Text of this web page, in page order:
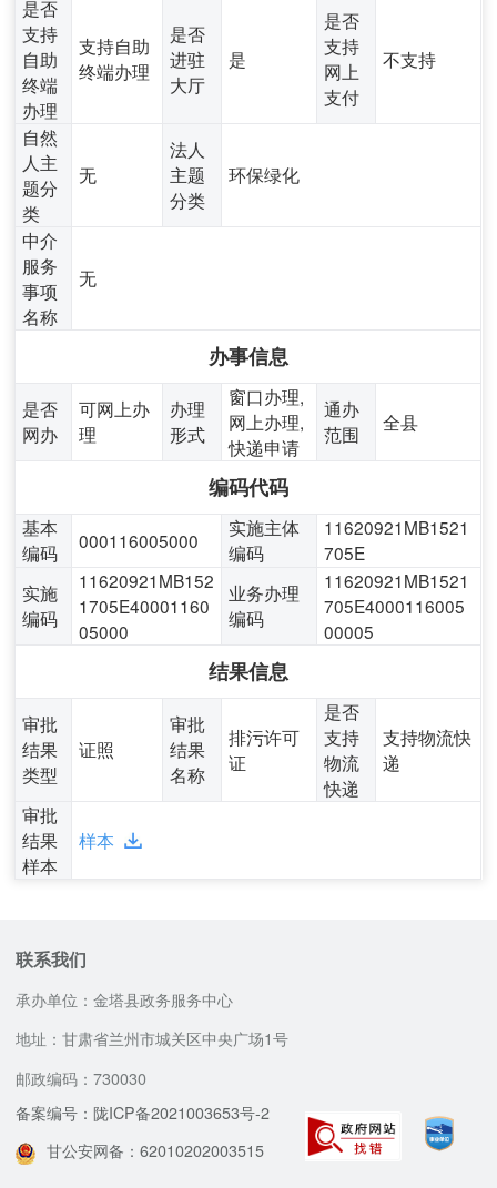
是否
支持
自助
终端
办理
支持自助
终端办理
是否
进驻
大厅
是
是否
支持
网上
支付
不支持
自然
人主
题分
类
无
法人
主题
分类
环保绿化
中介
服务
事项
名称
无
办事信息
是否
网办
可网上办
理
办理
形式
窗口办理,
网上办理,
快递申请
通办
范围
全县
编码代码
基本
编码
000116005000
实施主体
编码
11620921MB1521
705E
实施
编码
11620921MB152
1705E40001160
05000
业务办理
编码
11620921MB1521
705E4000116005
00005
结果信息
审批
结果
类型
证照
审批
结果
名称
排污许可
证
是否
支持
物流
快递
支持物流快
递
审批
结果
样本
样本
联系我们
承办单位：金塔县政务服务中心
地址：甘肃省兰州市城关区中央广场1号
邮政编码：730030
备案编号：陇ICP备2021003653号-2
甘公安网备：62010202003515